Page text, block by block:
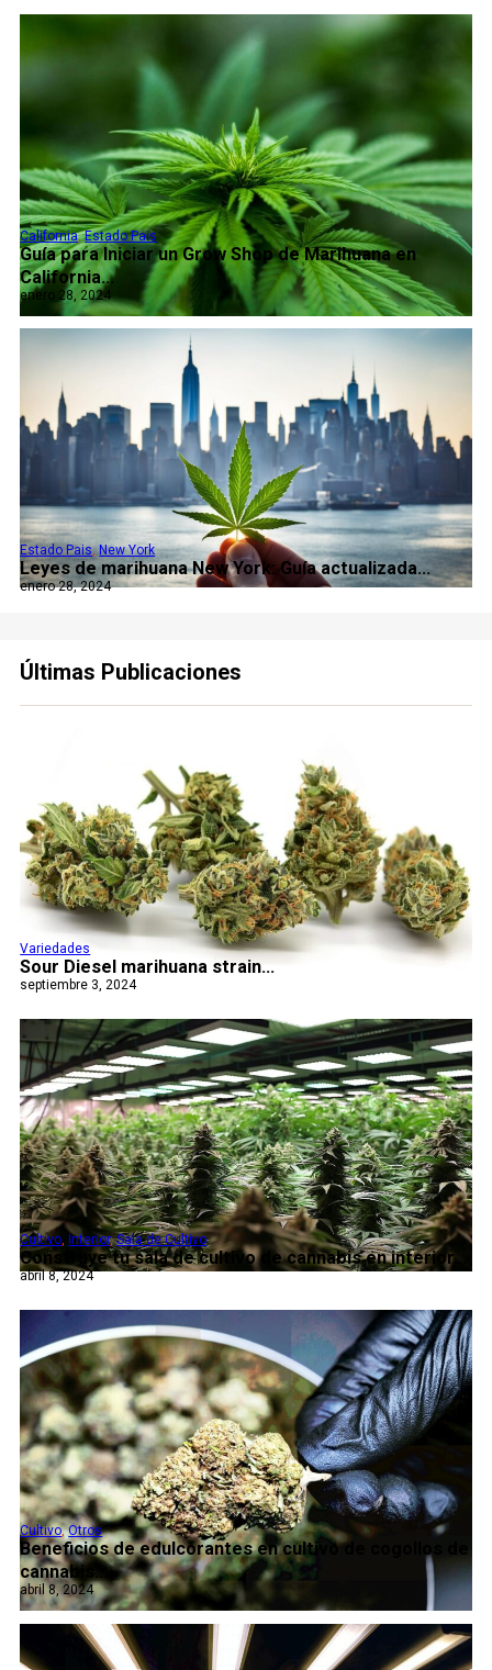
Guía para Iniciar un Grow Shop de Marihuana en
California...
California,Estado Pais
enero 28, 2024
Leyes de marihuana New York: Guía actualizada...
Estado Pais,New York
enero 28, 2024
Últimas Publicaciones
Sour Diesel marihuana strain...
Variedades
septiembre 3, 2024
Construye tu sala de cultivo de cannabis en interior...
Cultivo, Interior,Sala de Cultivo
abril 8, 2024
Beneficios de edulcorantes en cultivo de cogollos de
cannabis...
Cultivo,Otros
abril 8, 2024